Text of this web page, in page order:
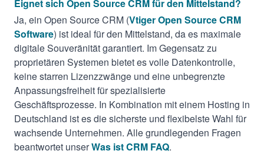
Eignet sich Open Source CRM für den Mittelstand?
Ja, ein Open Source CRM (Vtiger Open Source CRM
Software) ist ideal für den Mittelstand, da es maximale
digitale Souveränität garantiert. Im Gegensatz zu
proprietären Systemen bietet es volle Datenkontrolle,
keine starren Lizenzzwänge und eine unbegrenzte
Anpassungsfreiheit für spezialisierte
Geschäftsprozesse. In Kombination mit einem Hosting in
Deutschland ist es die sicherste und flexibelste Wahl für
wachsende Unternehmen. Alle grundlegenden Fragen
beantwortet unserWas ist CRM FAQ.